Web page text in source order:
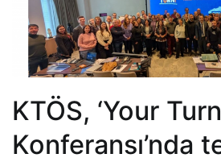
KTÖS, ‘Your
Konferansı’nda